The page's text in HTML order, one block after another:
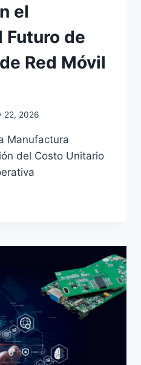
el
Futuro de
Red Móvil
22, 2026
Manufactura
del Costo Unitario